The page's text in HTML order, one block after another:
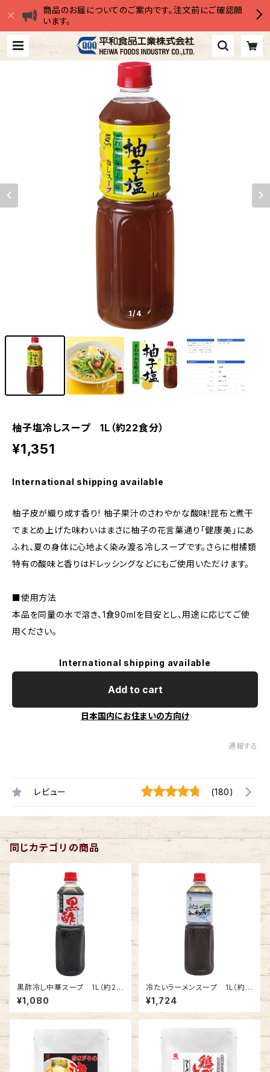
商品のお届についてのご案内です。注文前にご確認願
います。
1/4
柚子塩冷しスープ 1L（約22食分）
¥1,351
International shipping available
柚子皮が織り成す香り! 柚子果汁のさわやかな酸味!昆布と煮干
でまとめ上げた味わいはまさに柚子の花言葉通り「健康美」にあ
ふれ、夏の身体に心地よく染み渡る冷しスープです。さらに柑橘類
特有の酸味と香りはドレッシングなどにもご使用いただけます。
■使用方法
本品を同量の水で溶き、1食90mlを目安とし、用途に応じてご使
用ください。
International shipping available
Add to cart
日本国内にお住まいの方向け
通報する
レビュー (180)
同じカテゴリの商品
黒酢冷し中華スープ 1L（約22
食分）
¥1,080
冷たいラーメンスープ 1L（約2
7食分）
¥1,724